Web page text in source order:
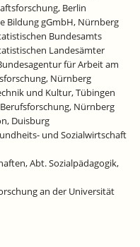
Berlin
Bildung gGmbH, Nürnberg
Bundesamts
Landesämter
für Arbeit am
Nürnberg
und Kultur, Tübingen
Nürnberg
Duisburg
und Sozialwirtschaft
Abt. Sozialpädagogik,
an der Universität